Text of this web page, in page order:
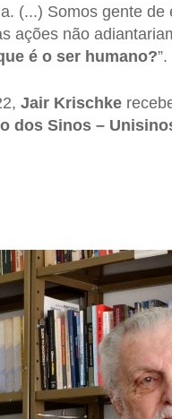
(...) Somos gente
ações não
é o ser humano?”.
Jair Krischke
dos Sinos –